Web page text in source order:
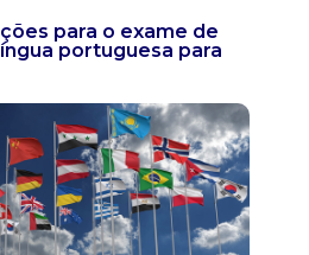
para o exame de
portuguesa para